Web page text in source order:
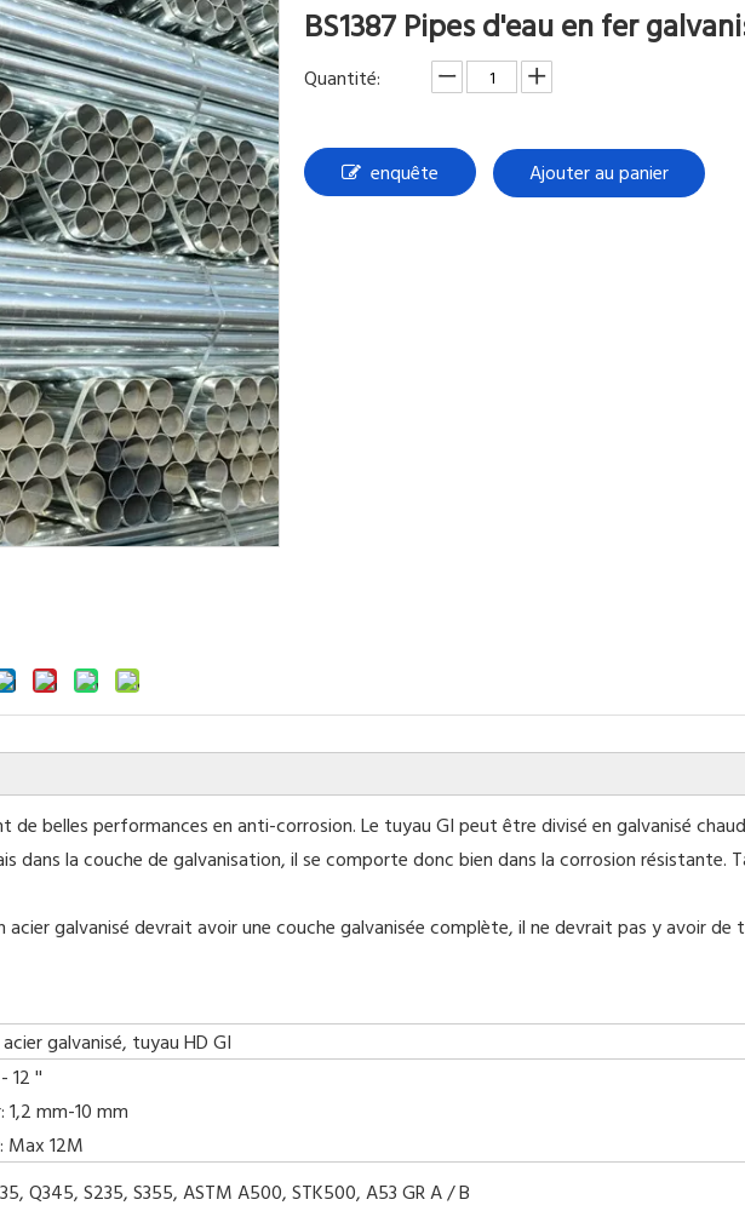
BS1387 Pipes d'eau en fer
Quantité:
enquête Ajouter au panier
de belles performances en anti-corrosion. Le tuyau GI peut être divisé en galvanisé
dans la couche de galvanisation, il se comporte donc bien dans la corrosion résistante.
galvanisé devrait avoir une couche galvanisée complète, il ne devrait pas y avoir
galvanisé, tuyau HD GI
12 ''
1,2 mm-10 mm
Max 12M
Q345, S235, S355, ASTM A500, STK500, A53 GR A / B